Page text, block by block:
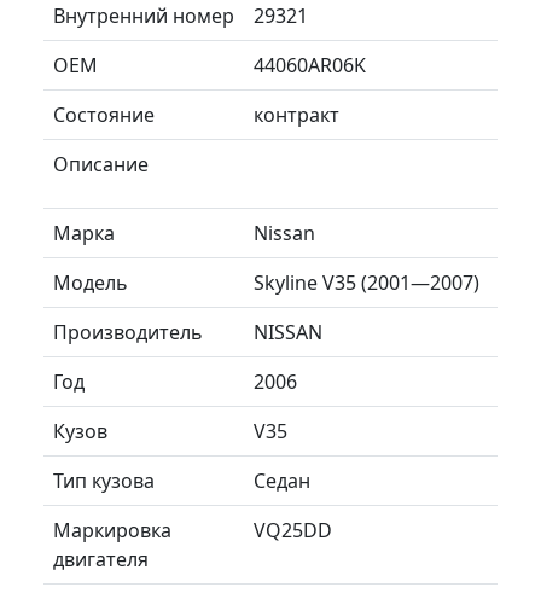
Внутренний номер
29321
ОЕМ
44060AR06K
Состояние
контракт
Описание
Марка
Nissan
Модель
Skyline V35 (2001—2007)
Производитель
NISSAN
Год
2006
Кузов
V35
Тип кузова
Седан
Маркировка
двигателя
VQ25DD